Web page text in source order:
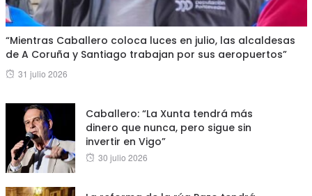
“Mientras Caballero coloca luces en julio, las alcaldesas
de A Coruña y Santiago trabajan por sus aeropuertos”
Posted
31 julio 2026
Caballero: “La Xunta tendrá más
dinero que nunca, pero sigue sin
invertir en Vigo”
Posted
30 julio 2026